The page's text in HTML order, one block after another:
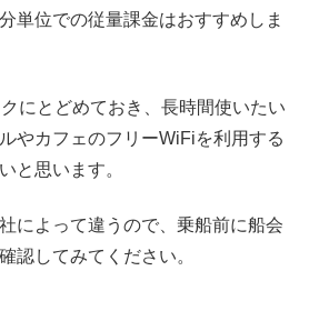
単位での従量課金はおすすめしま
にとどめておき、長時間使いたい
やカフェのフリーWiFiを利用する
と思います。
によって違うので、乗船前に船会
認してみてください。